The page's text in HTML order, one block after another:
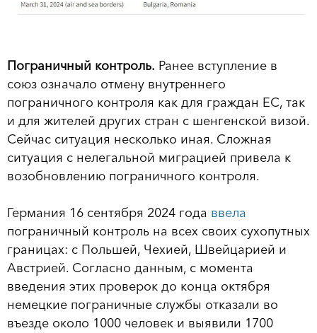
Пограничный контроль. Ранее вступление в
союз означало отмену внутреннего
пограничного контроля как для граждан ЕС, так
и для жителей других стран с шенгенской визой.
Сейчас ситуация несколько иная. Сложная
ситуация с нелегальной миграцией привела к
возобновлению пограничного контроля.
Германия 16 сентября 2024 года ввела
пограничный контроль на всех своих сухопутных
границах: с Польшей, Чехией, Швейцарией и
Австрией. Согласно данным, с момента
введения этих проверок до конца октября
немецкие пограничные службы отказали во
въезде около 1000 человек и выявили 1700